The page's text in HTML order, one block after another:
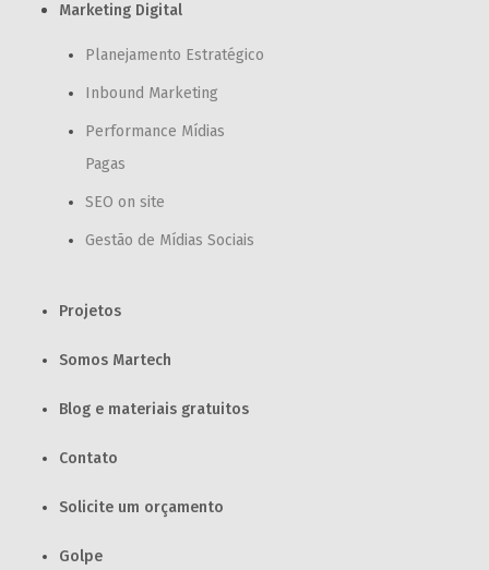
Marketing Digital
Planejamento Estratégico
Inbound Marketing
Performance Mídias
Pagas
SEO on site
Gestão de Mídias Sociais
Projetos
Somos Martech
Blog e materiais gratuitos
Contato
Solicite um orçamento
Golpe